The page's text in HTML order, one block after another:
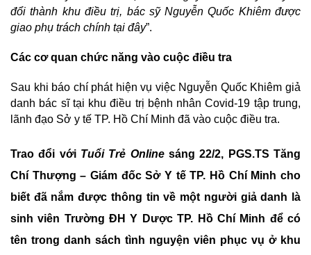
đổi thành khu điều trị, bác sỹ Nguyễn Quốc Khiêm được
giao phụ trách chính tại đây”.
Các cơ quan chức năng vào cuộc điều tra
Sau khi báo chí phát hiện vụ việc Nguyễn Quốc Khiêm giả
danh bác sĩ tại khu điều trị bệnh nhân Covid-19 tập trung,
lãnh đạo Sở y tế TP. Hồ Chí Minh đã vào cuộc điều tra.
Trao đổi với Tuổi Trẻ Online sáng 22/2, PGS.TS Tăng
Chí Thượng – Giám đốc Sở Y tế TP. Hồ Chí Minh cho
biết đã nắm được thông tin về một người giả danh là
sinh viên Trường ĐH Y Dược TP. Hồ Chí Minh để có
tên trong danh sách tình nguyện viên phục vụ ở khu